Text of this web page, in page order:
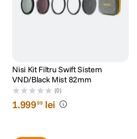
Nisi Kit Filtru Swift Sistem
VND/Black Mist 82mm
(0)
1.99999 lei